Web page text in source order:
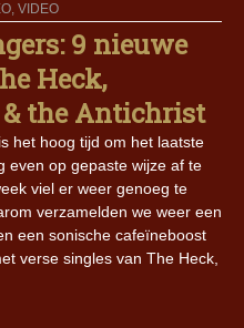
, VIDEO
9 nieuwe
Heck,
the Antichrist
het hoog tijd om het laatste
even op gepaste wijze af te
viel er weer genoeg te
verzamelden we weer een
een sonische cafeïneboost
verse singles van The Heck,